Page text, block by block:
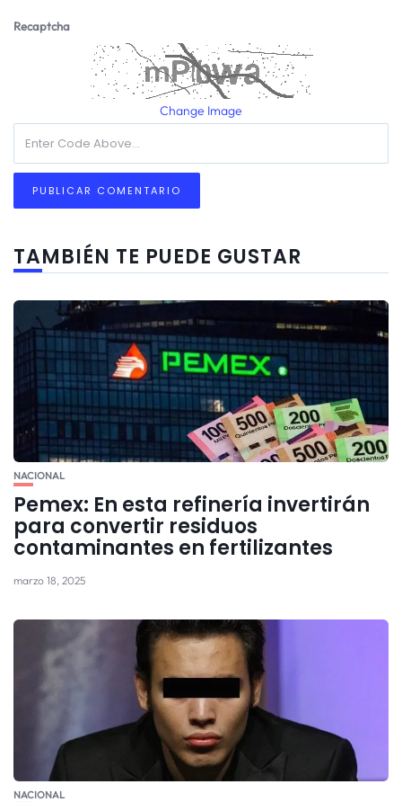
Recaptcha
Change Image
TAMBIÉN TE PUEDE GUSTAR
NACIONAL
Pemex: En esta refinería invertirán
para convertir residuos
contaminantes en fertilizantes
marzo 18, 2025
NACIONAL